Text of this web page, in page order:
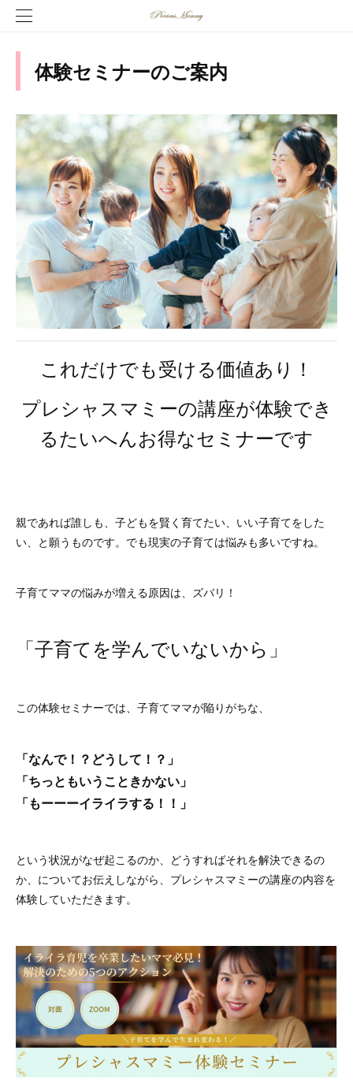
体験セミナーのご案内
これだけでも受ける価値あり！
プレシャスマミーの講座が体験でき
るたいへんお得なセミナーです
親であれば誰しも、子どもを賢く育てたい、いい子育てをした
い、と願うものです。でも現実の子育ては悩みも多いですね。
子育てママの悩みが増える原因は、ズバリ！
「子育てを学んでいないから」
この体験セミナーでは、子育てママが陥りがちな、
「なんで！？どうして！？」
「ちっともいうこときかない」
「もーーーイライラする！！」
という状況がなぜ起こるのか、どうすればそれを解決できるの
か、についてお伝えしながら、プレシャスマミーの講座の内容を
体験していただきます。